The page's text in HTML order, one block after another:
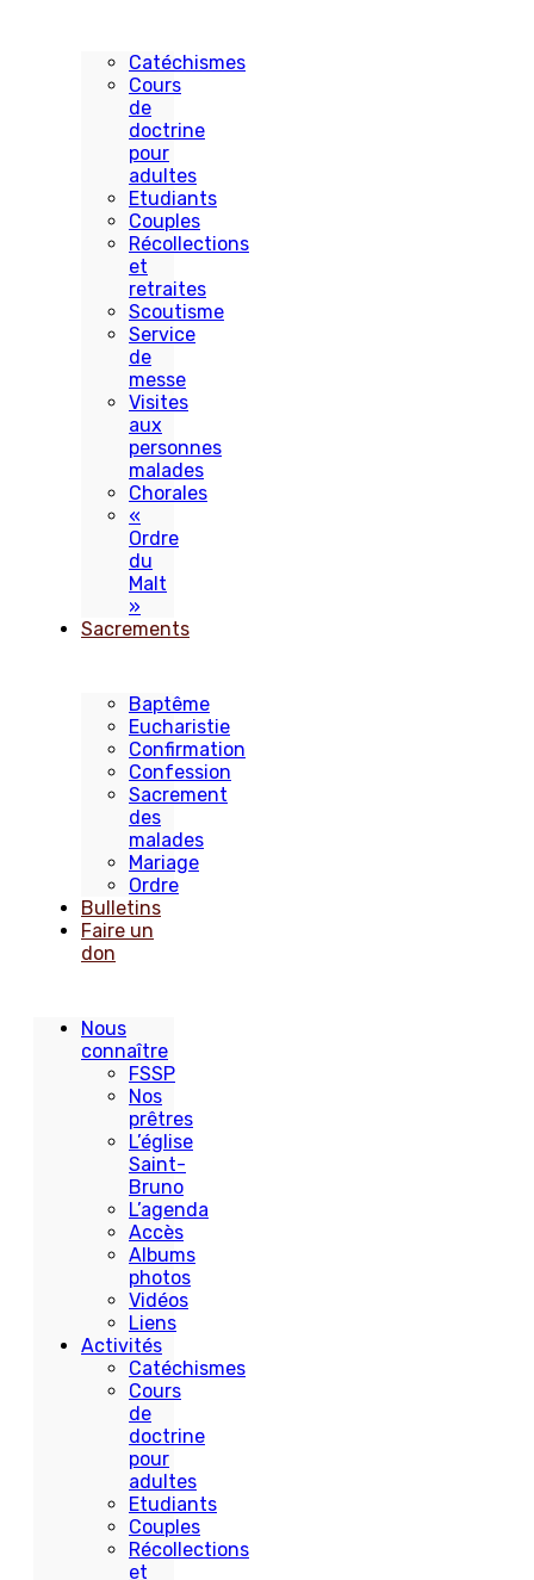
Catéchismes
Cours
de
doctrine
pour
adultes
Etudiants
Couples
Récollections
et
retraites
Scoutisme
Service
de
messe
Visites
aux
personnes
malades
Chorales
«
Ordre
du
Malt
»
Sacrements
Baptême
Eucharistie
Confirmation
Confession
Sacrement
des
malades
Mariage
Ordre
Bulletins
Faire un
don
Nous
connaître
FSSP
Nos
prêtres
L’église
Saint-
Bruno
L’agenda
Accès
Albums
photos
Vidéos
Liens
Activités
Catéchismes
Cours
de
doctrine
pour
adultes
Etudiants
Couples
Récollections
et